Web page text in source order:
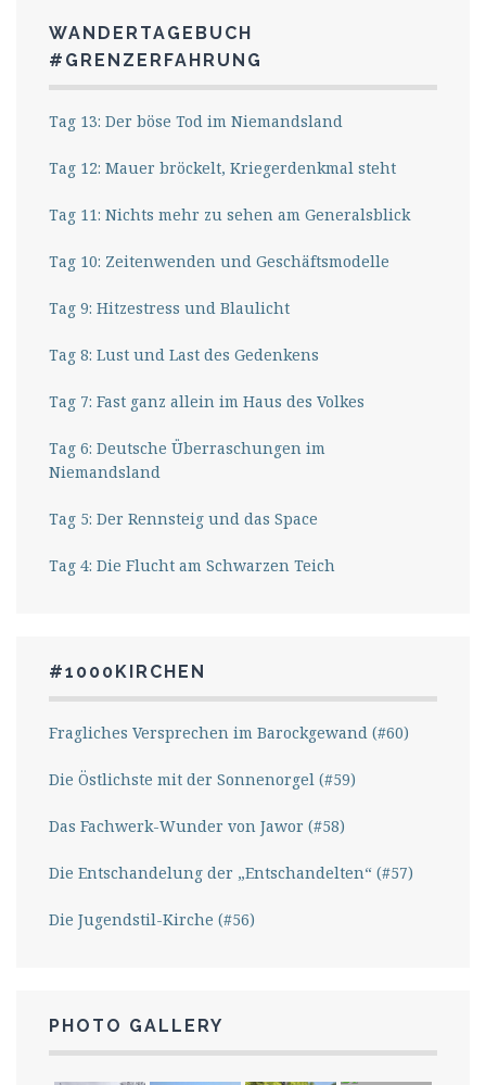
WANDERTAGEBUCH
#GRENZERFAHRUNG
Tag 13: Der böse Tod im Niemandsland
Tag 12: Mauer bröckelt, Kriegerdenkmal steht
Tag 11: Nichts mehr zu sehen am Generalsblick
Tag 10: Zeitenwenden und Geschäftsmodelle
Tag 9: Hitzestress und Blaulicht
Tag 8: Lust und Last des Gedenkens
Tag 7: Fast ganz allein im Haus des Volkes
Tag 6: Deutsche Überraschungen im
Niemandsland
Tag 5: Der Rennsteig und das Space
Tag 4: Die Flucht am Schwarzen Teich
#1000KIRCHEN
Fragliches Versprechen im Barockgewand (#60)
Die Östlichste mit der Sonnenorgel (#59)
Das Fachwerk-Wunder von Jawor (#58)
Die Entschandelung der „Entschandelten“ (#57)
Die Jugendstil-Kirche (#56)
PHOTO GALLERY